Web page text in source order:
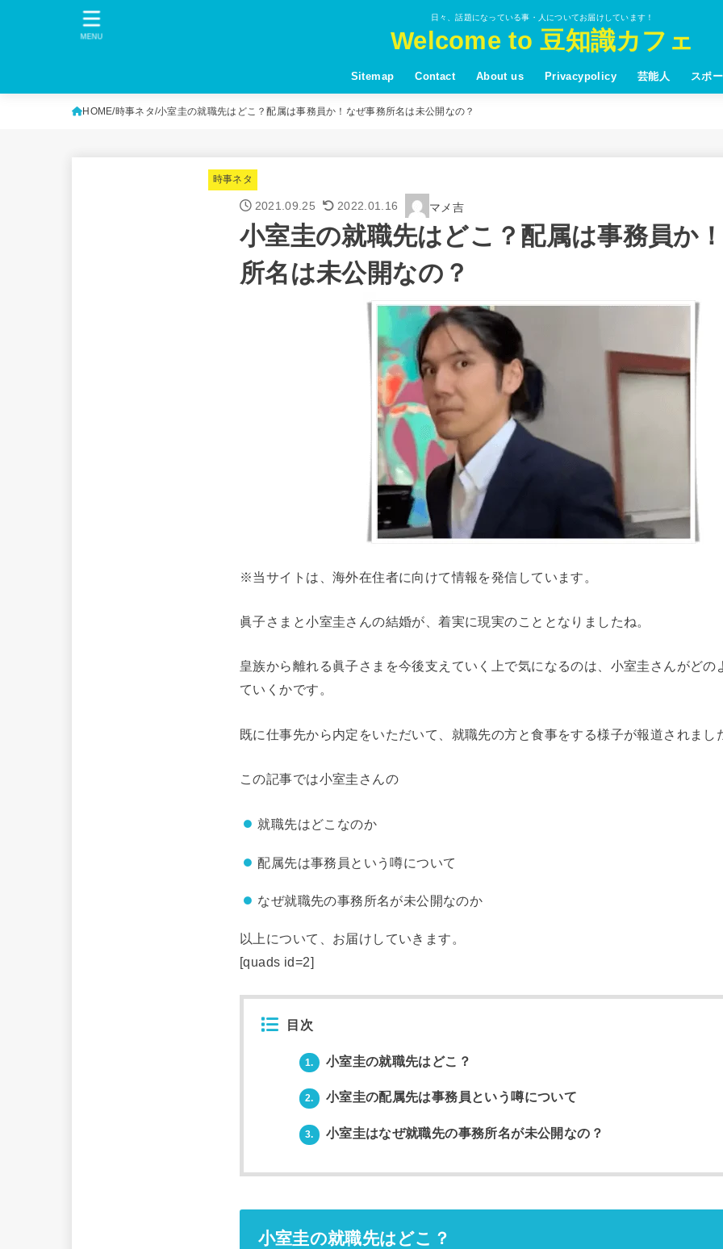
日々、話題になっている事・人についてお届けしています！
Welcome to 豆知識カフェ
Sitemap Contact About us Privacypolicy 芸能人 スポ
MENU
HOME 時事ネタ 小室圭の就職先はどこ？配属は事務員か！なぜ事務所名は未公開なの？
時事ネタ
2021.09.25 2022.01.16 マメ吉
小室圭の就職先はどこ？配属は事務員か
所名は未公開なの？
※当サイトは、海外在住者に向けて情報を発信しています。
眞子さまと小室圭さんの結婚が、着実に現実のこととなりましたね。
皇族から離れる眞子さまを今後支えていく上で気になるのは、小室圭さんがどの
ていくかです。
既に仕事先から内定をいただいて、就職先の方と食事をする様子が報道されまし
この記事では小室圭さんの
就職先はどこなのか
配属先は事務員という噂について
なぜ就職先の事務所名が未公開なのか
以上について、お届けしていきます。
[quads id=2]
目次
1. 小室圭の就職先はどこ？
2. 小室圭の配属先は事務員という噂について
3. 小室圭はなぜ就職先の事務所名が未公開なの？
小室圭の就職先はどこ？